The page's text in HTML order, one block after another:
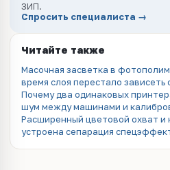
ЗИП.
Спросить специалиста →
Читайте также
Масочная засветка в
время слоя перестало зависеть
Почему два одинаковых
шум между машинами и
Расширенный цветовой охват и
устроена сепарация